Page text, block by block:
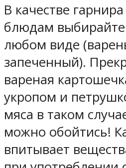
В качестве
блюдам
любом виде
запеченный).
вареная
укропом и
мяса в таком
можно обойтись!
впитывает